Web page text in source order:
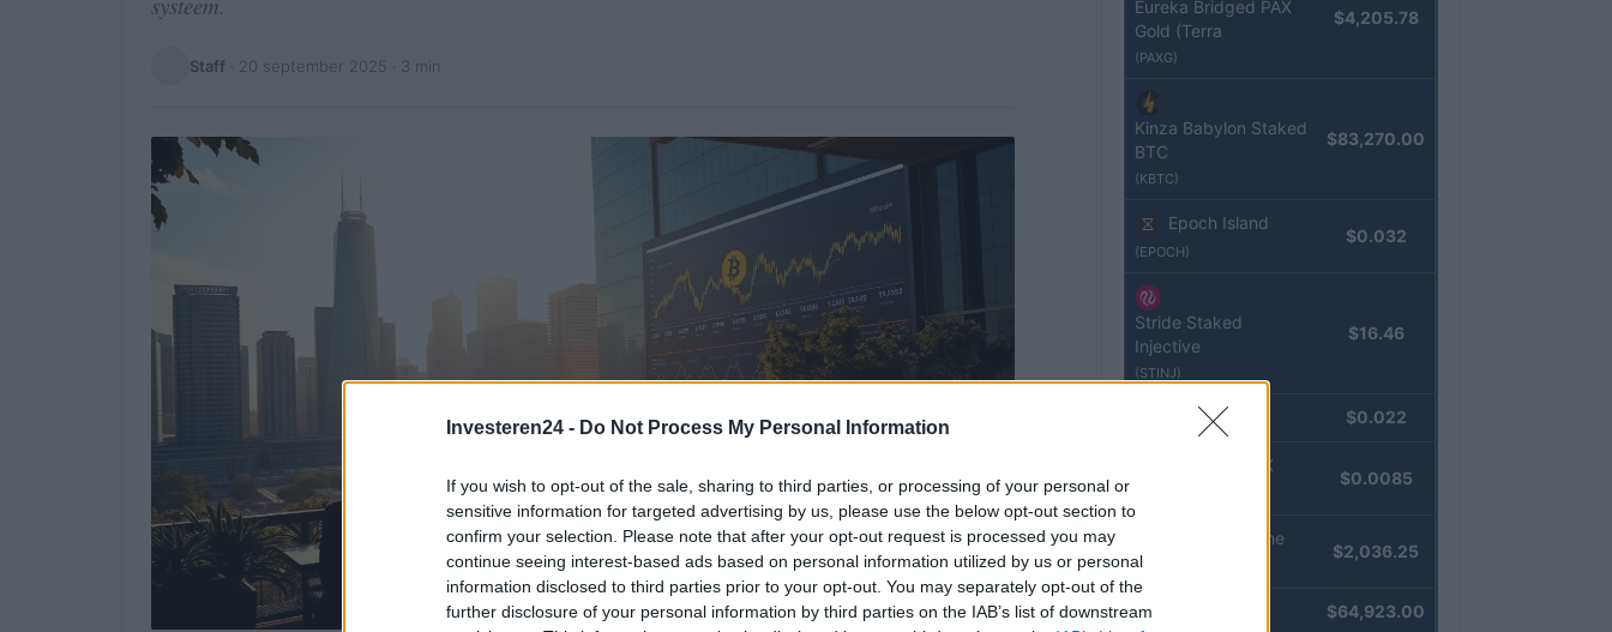
Investeren24 - Do Not Process My Personal Information
If you wish to opt-out of the sale, sharing to third parties, or processing of your personal or
sensitive information for targeted advertising by us, please use the below opt-out section to
confirm your selection. Please note that after your opt-out request is processed you may
continue seeing interest-based ads based on personal information utilized by us or personal
information disclosed to third parties prior to your opt-out. You may separately opt-out of the
further disclosure of your personal information by third parties on the IAB’s list of downstream
Staff 20 september 2025 · 3 min
Eureka Bridged PAX
Gold (Terra
(PAXG)
$4,205.78
Kinza Babylon Staked
BTC
(KBTC)
$83,270.00
Epoch Island
(EPOCH)
$0.032
Stride Staked
Injective
(STINJ)
$16.46
JDB (JDB) $0.022
FibSwap DEX
$0.0085
kpk ETH Prime
(KPK ETH PRIME)
$2,036.25
$64,923.00